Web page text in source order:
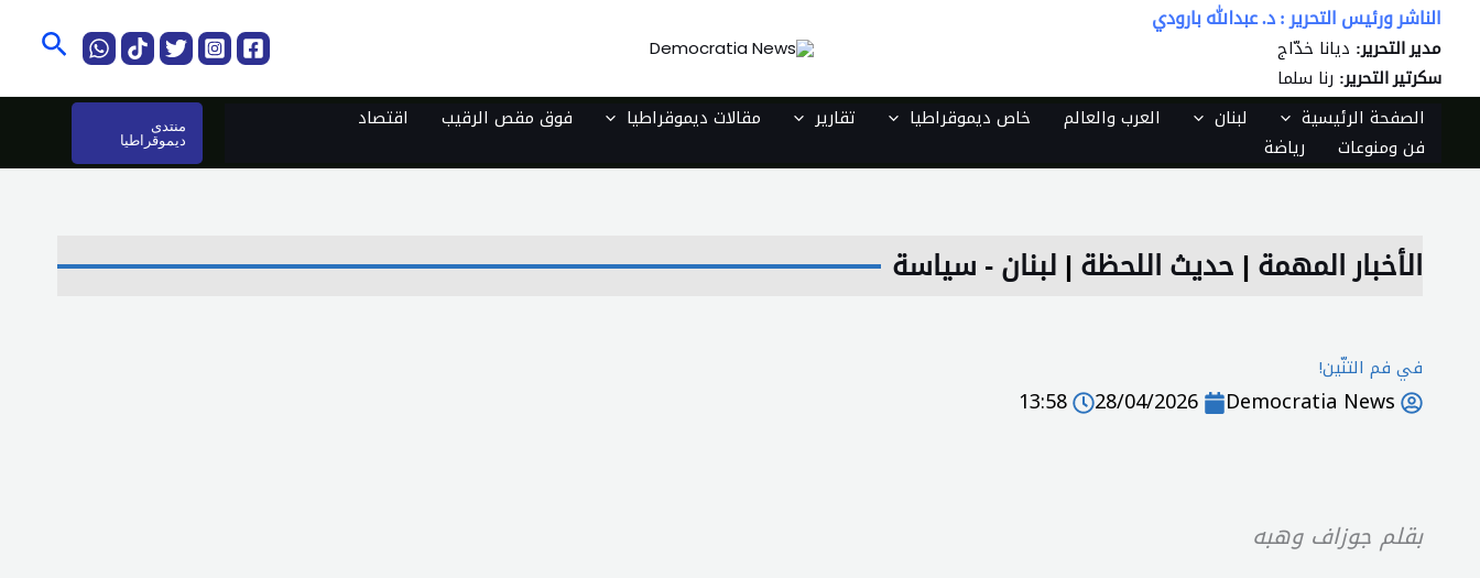
تخطي
المحتوى
الناشر ورئيس التحرير : د. عبدالله بارودي
مدير التحرير: ديانا خدّاج
سكرتير التحرير: رنا سلما
الصفحة الرئيسية لبنان العرب والعالم خاص ديموقراطيا تقارير مقالات ديموقراطيا فوق مقص الرقيب
اقتصاد
فن ومنوعات
رياضة
منتدى
ديموقراطيا
الأخبار المهمة | حديث اللحظة | لبنان - سياسة
في فم التنّين!
Democratia News
28/04/2026
13:58
بقلم جوزاف وهبه